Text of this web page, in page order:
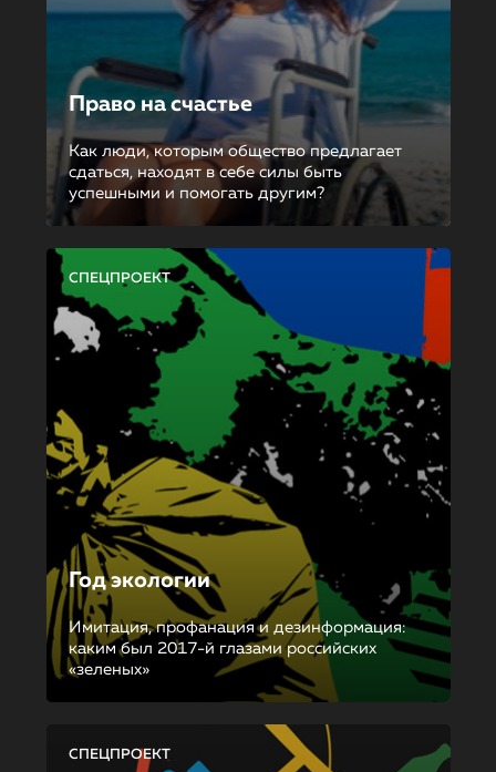
Право на счастье
Как люди, которым общество предлагает
сдаться, находят в себе силы быть
успешными и помогать другим?
СПЕЦПРОЕКТ
Год экологии
Имитация, профанация и дезинформация:
каким был 2017-й глазами российских
«зеленых»
СПЕЦПРОЕКТ